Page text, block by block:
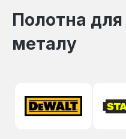
Полотна
металу